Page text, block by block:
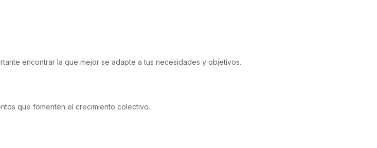
encontrar la que mejor se adapte a tus necesidades y objetivos.
que fomenten el crecimiento colectivo.